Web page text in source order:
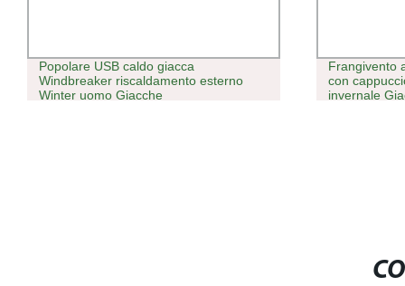
Popolare USB caldo giacca
Windbreaker riscaldamento esterno
Winter uomo Giacche
Frangivento
con cappuccio
invernale